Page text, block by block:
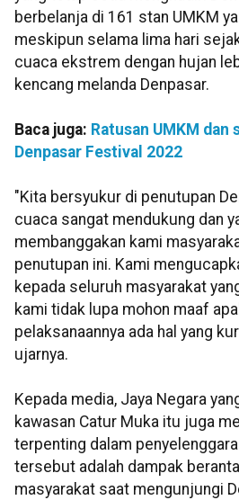
berbelanja di 161 stan UMKM
meskipun selama lima hari
cuaca ekstrem dengan hujan
kencang melanda Denpasar.
Baca juga: Ratusan UMKM
Denpasar Festival 2022
"Kita bersyukur di penutupan
cuaca sangat mendukung dan
membanggakan kami
penutupan ini. Kami
kepada seluruh masyarakat
kami tidak lupa mohon maaf
pelaksanaannya ada hal yang
ujarnya.
Kepada media, Jaya Negara
kawasan Catur Muka itu juga
terpenting dalam
tersebut adalah dampak
masyarakat saat mengunjungi